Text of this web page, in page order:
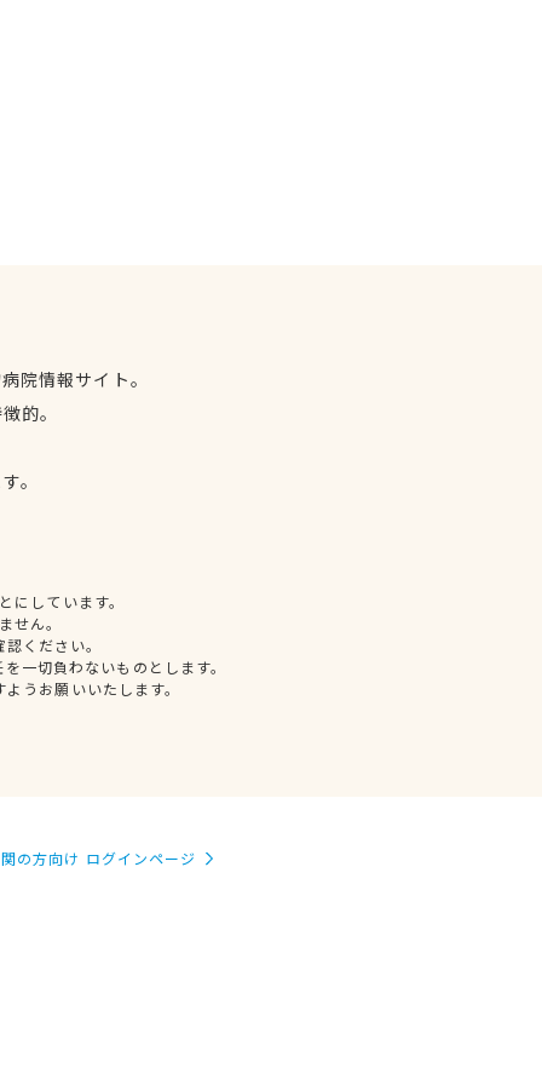
院情報サイト。
的。
。
しています。
せん。
ください。
一切負わないものとします。
うお願いいたします。
の方向け ログインページ